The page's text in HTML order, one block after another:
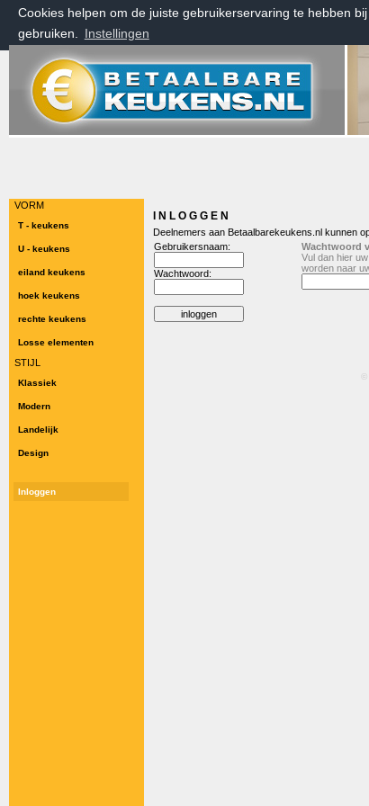
Cookies helpen om de juiste gebruikerservaring te hebben
gebruiken.
Instellingen
vrijdag 7 augustus 2026, 12:27 uur
Welkom bij Betaalbarekeukens.nl
VORM
T - keukens
U - keukens
eiland keukens
hoek keukens
rechte keukens
Losse elementen
STIJL
Klassiek
Modern
Landelijk
Design
Inloggen
I N L O G G E N
Deelnemers aan Betaalbarekeukens.nl kunnen
Gebruikersnaam:
Wachtwoord:
Wachtwoord
Vul dan hier
worden naar